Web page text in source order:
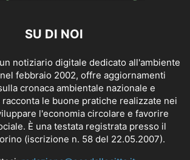
SU DI NOI
notiziario digitale dedicato all'ambiente
febbraio 2002, offre aggiornamenti
cronaca ambientale nazionale e
le buone pratiche realizzate nei
l'economia circolare e favorire
È una testata registrata presso il
(iscrizione n. 58 del 22.05.2007).